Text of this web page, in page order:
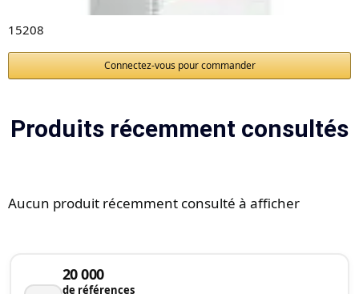
15208
Connectez-vous pour commander
Produits récemment consultés
Aucun produit récemment consulté à afficher
20 000
de références